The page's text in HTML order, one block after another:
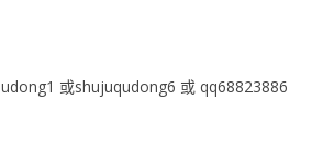
或shujuqudong6 或 qq68823886